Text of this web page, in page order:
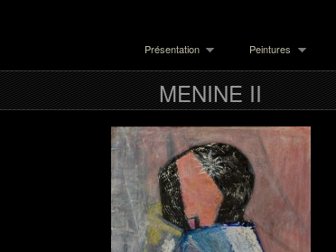
Présentation Peintures
MENINE II